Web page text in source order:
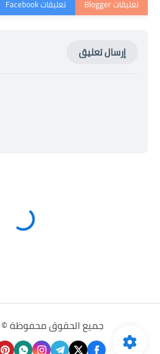
إرسال تعليق
جميع الحقوق محفوظة ©